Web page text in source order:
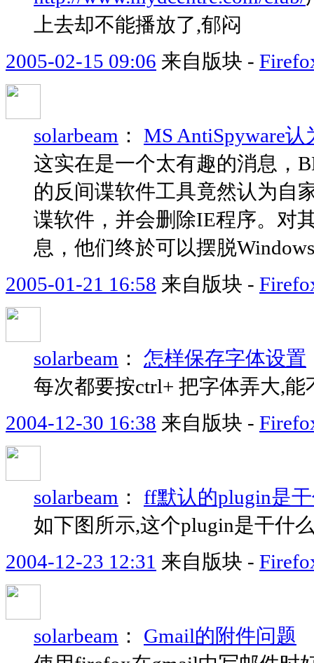
上去却不能播放了,郁闷
2005-02-15 09:06 来自版块 -
solarbeam ： MS AntiSpyware
这实在是一个太有趣的消息，
的反间谍软件工具竟然认为自
谍软件，并会删除IE程序。对
息，他们终於可以摆脱
2005-01-21 16:58 来自版块 -
solarbeam ： 怎样保存字体设置
每次都要按ctrl+ 把字体弄大,能
2004-12-30 16:38 来自版块 -
solarbeam ： ff默认的plugin是
如下图所示,这个plugin是干什
2004-12-23 12:31 来自版块 -
solarbeam ： Gmail的附件问题